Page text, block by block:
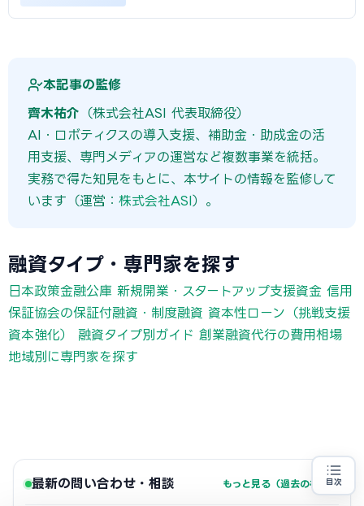
本記事の監修
齊木祐介 （株式会社ASI 代表取締役）
AI・ロボティクスの導入支援、補助金・助成金の活
用支援、専門メディアの運営など複数事業を統括。
実務で得た知見をもとに、本サイトの情報を監修して
います（運営： 株式会社ASI）。
融資タイプ・専門家を探す
日本政策金融公庫 新規開業・スタートアップ支援資金 信用
保証協会の保証付融資・制度融資 資本性ローン（挑戦支援
資本強化）
融資タイプ別ガイド 創業融資代行の費用相場
地域別に専門家を探す
目次
最新の問い合わせ・相談 もっと見る（過去の相談）→